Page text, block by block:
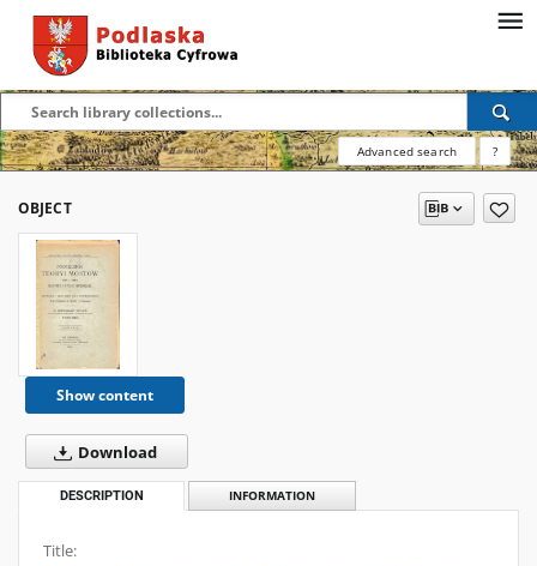
Advanced search ?
OBJECT
Show content
Download
DESCRIPTION INFORMATION
Title: